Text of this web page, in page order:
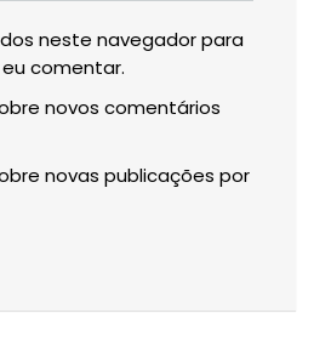
neste navegador para
comentar.
novos comentários
novas publicações por